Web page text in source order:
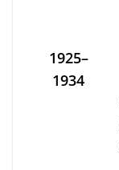
1925–
1934